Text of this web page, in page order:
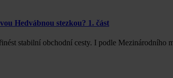
Hedvábnou stezkou? 1. část
stabilní obchodní cesty. I podle Mezinárodního